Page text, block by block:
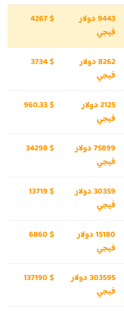
9443 دولار
فيجي
4267 $
8262 دولار
فيجي
3734 $
2125 دولار
فيجي
960.33 $
75899 دولار
فيجي
34298 $
30359 دولار
فيجي
13719 $
15180 دولار
فيجي
6860 $
303595 دولار
فيجي
137190 $